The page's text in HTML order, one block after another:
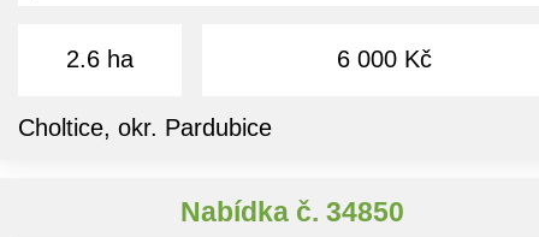
2.6 ha 6 000 Kč
Choltice, okr. Pardubice
Nabídka č. 34850